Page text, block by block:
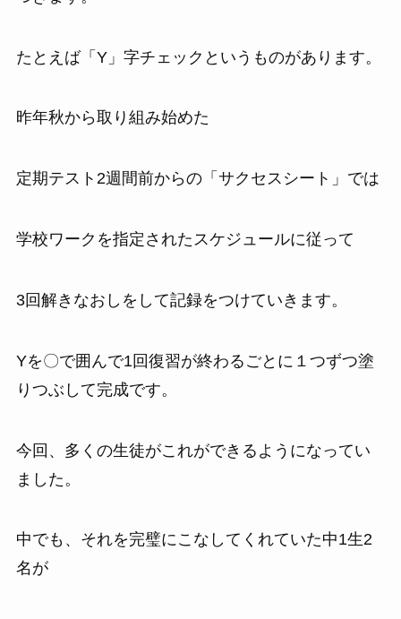
たとえば「Y」字チェックというものがあります。
昨年秋から取り組み始めた
定期テスト2週間前からの「サクセスシート」では
学校ワークを指定されたスケジュールに従って
3回解きなおしをして記録をつけていきます。
Yを〇で囲んで1回復習が終わるごとに１つずつ塗
りつぶして完成です。
今回、多くの生徒がこれができるようになってい
ました。
中でも、それを完璧にこなしてくれていた中1生2
名が